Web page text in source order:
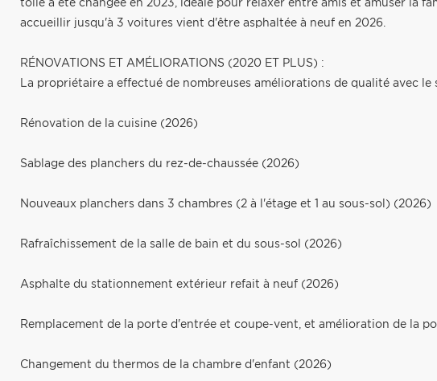
toile a été changée en 2023, idéale pour relaxer entre amis et amuser la
accueillir jusqu'à 3 voitures vient d'être asphaltée à neuf en 2026.
RÉNOVATIONS ET AMÉLIORATIONS (2020 ET PLUS) :
La propriétaire a effectué de nombreuses améliorations de qualité avec le
Rénovation de la cuisine (2026)
Sablage des planchers du rez-de-chaussée (2026)
Nouveaux planchers dans 3 chambres (2 à l'étage et 1 au sous-sol) (2026)
Rafraîchissement de la salle de bain et du sous-sol (2026)
Asphalte du stationnement extérieur refait à neuf (2026)
Remplacement de la porte d'entrée et coupe-vent, et amélioration de la
Changement du thermos de la chambre d'enfant (2026)